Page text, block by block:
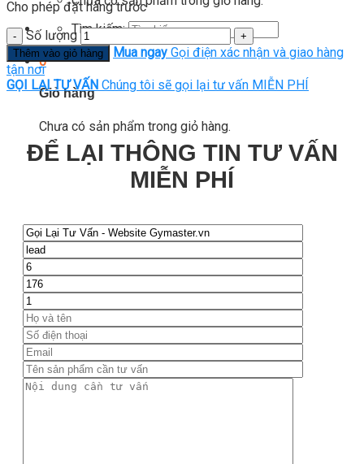
Tìm kiếm:
0
Giỏ hàng
Chưa có sản phẩm trong giỏ hàng.
Cho phép đặt hàng trước
Số lượng
Thêm vào giỏ hàng Mua ngay Gọi điện xác nhận và giao hàng
tận nơi
GỌI LẠI TƯ VẤN Chúng tôi sẽ gọi lại tư vấn MIỄN PHÍ
ĐỂ LẠI THÔNG TIN TƯ VẤN
MIỄN PHÍ